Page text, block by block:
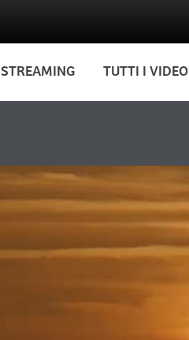
STREAMING TUTTI I VIDEO